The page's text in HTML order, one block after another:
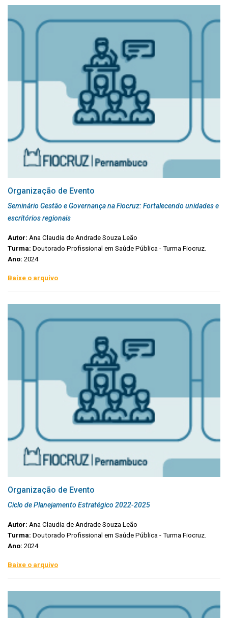
Organização de Evento
Seminário Gestão e Governança na Fiocruz: Fortalecendo unidades e
escritórios regionais
Autor: Ana Claudia de Andrade Souza Leão
Turma: Doutorado Profissional em Saúde Pública - Turma Fiocruz.
Ano: 2024
Baixe o arquivo
Organização de Evento
Ciclo de Planejamento Estratégico 2022-2025
Autor: Ana Claudia de Andrade Souza Leão
Turma: Doutorado Profissional em Saúde Pública - Turma Fiocruz.
Ano: 2024
Baixe o arquivo